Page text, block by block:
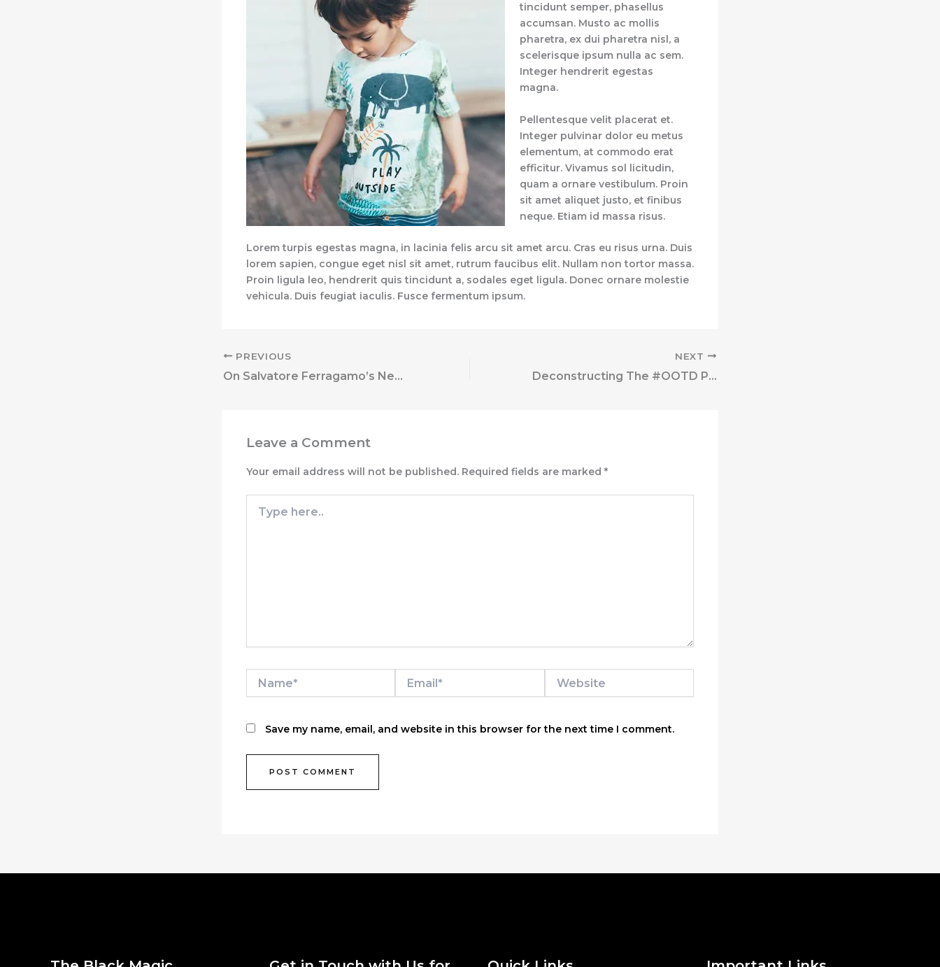
tincidunt semper, phasellus
accumsan. Musto ac mollis
pharetra, ex dui pharetra nisl, a
scelerisque ipsum nulla ac sem.
Integer hendrerit egestas
magna.
Pellentesque velit placerat et.
Integer pulvinar dolor eu metus
elementum, at commodo erat
efficitur. Vivamus sol licitudin,
quam a ornare vestibulum. Proin
sit amet aliquet justo, et finibus
neque. Etiam id massa risus.
Lorem turpis egestas magna, in lacinia felis arcu sit amet arcu. Cras eu risus urna. Duis
lorem sapien, congue eget nisl sit amet, rutrum faucibus elit. Nullam non tortor massa.
Proin ligula leo, hendrerit quis tincidunt a, sodales eget ligula. Donec ornare molestie
vehicula. Duis feugiat iaculis. Fusce fermentum ipsum.
PREVIOUS
On Salvatore Ferragamo’s New Chapter
NEXT
Deconstructing The #OOTD Pose
Leave a Comment
Your email address will not be published. Required fields are marked *
here..
Save my name, email, and website in this browser for the next time I comment.